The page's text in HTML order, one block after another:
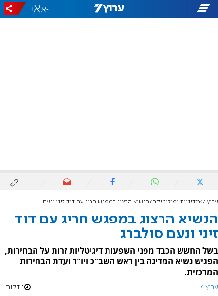
-
+
ערוץ 7 מדיניות ופוליטיקה הנשיא הרצוג במפגש חריג עם דוד זיני ונעם סולברג
הנשיא הרצוג במפגש חריג עם דוד
זיני ונעם סולברג
בשל החשש הכבד מפני השפעות דיגיטליות זרות על הבחירות,
הפגיש נשיא המדינה בין ראש השב"כ ויו"ר ועדת הבחירות
המרכזית.
ערוץ 7 1 דקות